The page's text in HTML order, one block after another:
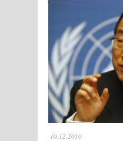
10.12.2010